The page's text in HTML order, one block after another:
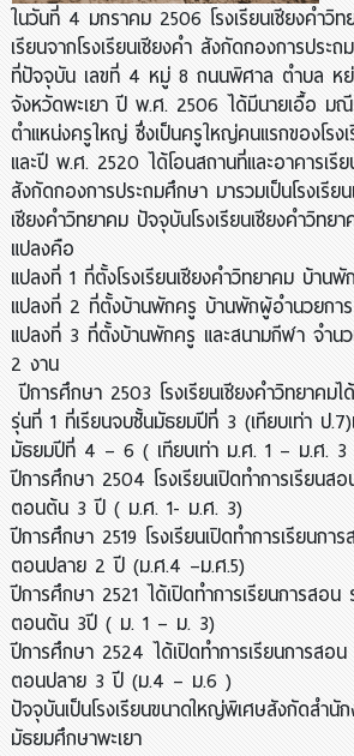
ในวันที่ 4 มกราคม 2506 โรงเรียนเชียงคำวิ
เรียนจากโรงเรียนเชียงคำ สังกัดกองการปร
ที่ปัจจุบัน เลขที่ 4 หมู่ 8 ถนนพิศาล ตำบล หย่
จังหวัดพะเยา ปี พ.ศ. 2506 ได้มีนายเอื้อ ม
ตำแหน่งครูใหญ่ ซึ่งเป็นครูใหญ่คนแรกของโรง
และปี พ.ศ. 2520 ได้โอนสถานที่และอาคารเรีย
สังกัดกองการประถมศึกษา มารวมเป็นโรงเรีย
เชียงคำวิทยาคม ปัจจุบันโรงเรียนเชียงคำวิท
แปลงคือ
แปลงที่ 1 ที่ตั้งโรงเรียนเชียงคำวิทยาคม บ้า
แปลงที่ 2 ที่ตั้งบ้านพักครู บ้านพักผู้อำนวยกา
แปลงที่ 3 ที่ตั้งบ้านพักครู และสนามกีฬา จำ
2 งาน
ปีการศึกษา 2503 โรงเรียนเชียงคำวิทยาคม
รุ่นที่ 1 ที่เรียนจบชั้นมัธยมปีที่ 3 (เทียบเท่า ป
มัธยมปีที่ 4 – 6 ( เทียบเท่า ม.ศ. 1 – ม.ศ.
ปีการศึกษา 2504 โรงเรียนเปิดทำการเรียนส
ตอนต้น 3 ปี ( ม.ศ. 1- ม.ศ. 3)
ปีการศึกษา 2519 โรงเรียนเปิดทำการเรียนก
ตอนปลาย 2 ปี (ม.ศ.4 –ม.ศ.5)
ปีการศึกษา 2521 ได้เปิดทำการเรียนการสอ
ตอนต้น 3ปี ( ม. 1 – ม. 3)
ปีการศึกษา 2524 ได้เปิดทำการเรียนการสอ
ตอนปลาย 3 ปี (ม.4 – ม.6 )
ปัจจุบันเป็นโรงเรียนขนาดใหญ่พิเศษสังกัดสำนั
มัธยมศึกษาพะเยา